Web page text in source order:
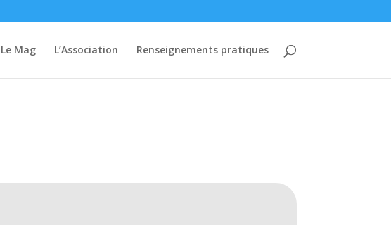
Le Mag L’Association Renseignements pratiques